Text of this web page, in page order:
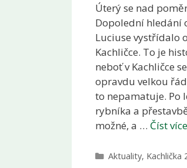
Úterý se nad
Dopolední hledání
Luciuse vystřídalo
Kachličce. To je
neboť v Kachličce
opravdu velkou
to nepamatuje. Po
rybníka a
možné, a … Číst více
Rubriky
Aktuality, Kachlička